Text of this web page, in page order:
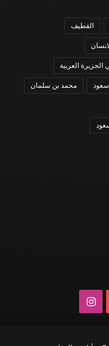
القطيف
العربية
محمد بن سلمان
انستقرام